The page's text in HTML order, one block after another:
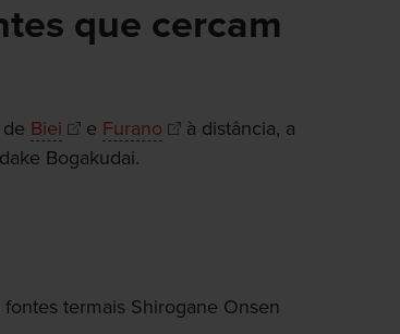
que cercam
Biei e Furano
à distância, a
Bogakudai.
termais Shirogane Onsen